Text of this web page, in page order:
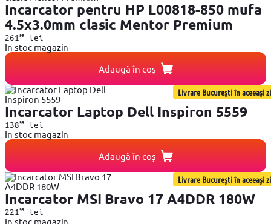
Incarcator pentru HP L00818-850 mufa
4.5x3.0mm clasic Mentor Premium
261 99lei
In stoc magazin
Adaugă în coș
Livrare București în aceeași zi
Incarcator Laptop Dell Inspiron 5559
13899lei
In stoc magazin
Adaugă în coș
Livrare București în aceeași zi
Incarcator MSI Bravo 17 A4DDR 180W
221 99lei
In stoc magazin